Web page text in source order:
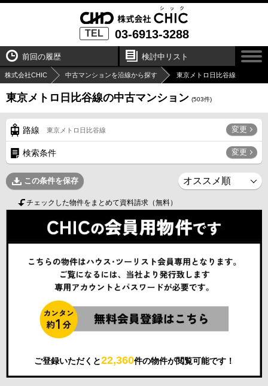
TEL 03-6913-3288
前回の履歴 検討中リスト
株式会社CHIC 中古マンションを沿線から探す 東京メトロ日比谷線
東京メトロ日比谷線の中古マンション (503件)
路線 東京メトロ日比谷線 変更
検索条件 変更
この条件を保存
チェックした物件をまとめて資料請求（無料）
ご登録いただくと22,360件の物件が閲覧可能です！